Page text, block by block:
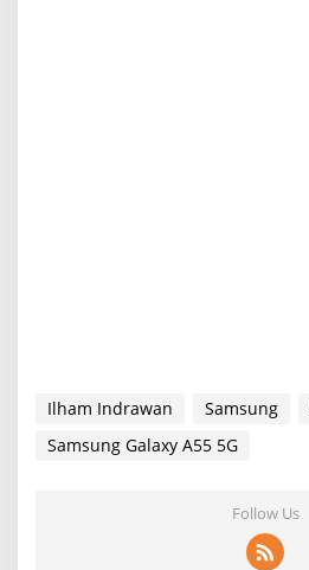
Ilham Indrawan Samsung
Samsung Galaxy A55 5G
Follow Us